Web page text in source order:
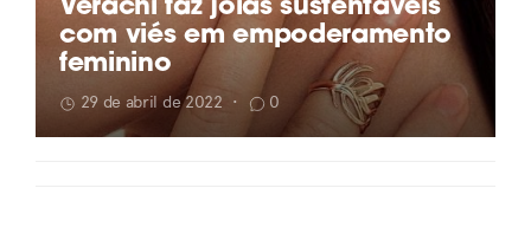
Verachi faz joias sustentáveis
com viés em empoderamento
feminino
29 de abril de 2022 • 0